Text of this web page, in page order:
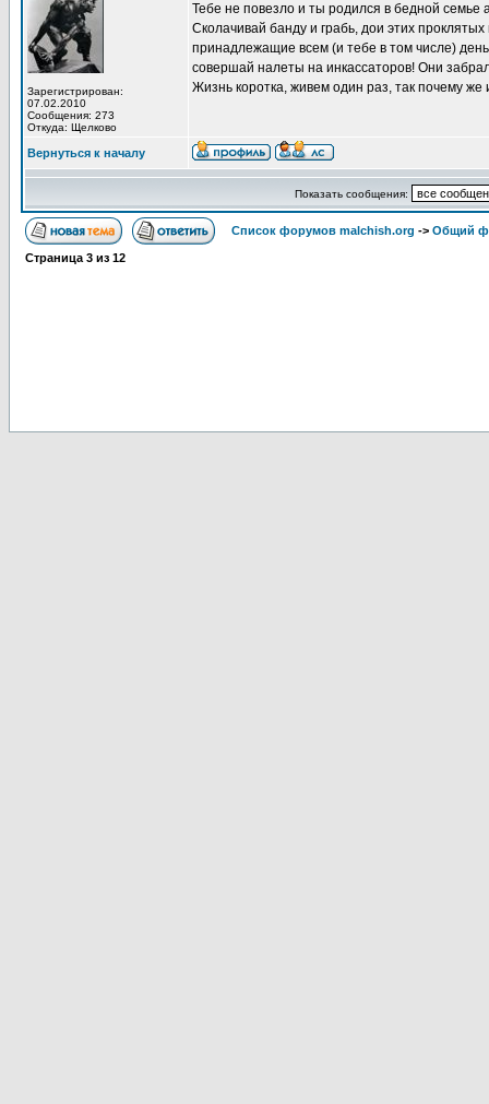
Зарегистрирован:
07.02.2010
Сообщения: 273
Откуда: Щелково
Тебе не повезло и ты родился в бедной семье
Сколачивай банду и грабь, дои этих
принадлежащие всем (и тебе в том числе)
совершай налеты на инкассаторов! Они
Жизнь коротка, живем один раз, так почему же
Вернуться к началу
Показать сообщения:
Список форумов malchish.org -> Общий
Страница 3 из 12